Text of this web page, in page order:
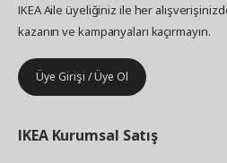
IKEA Aile üyeliğiniz ile her
kazanın ve kampanyaları kaçırmayın.
Üye Girişi / Üye Ol
IKEA Kurumsal Satış